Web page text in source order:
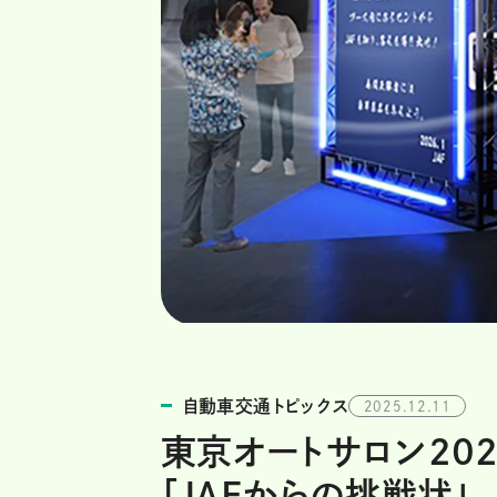
自動車交通トピックス 2025.12.11
東京オートサロン